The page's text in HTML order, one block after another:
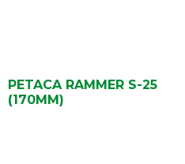
PETACA RAMMER S-25
(170MM)